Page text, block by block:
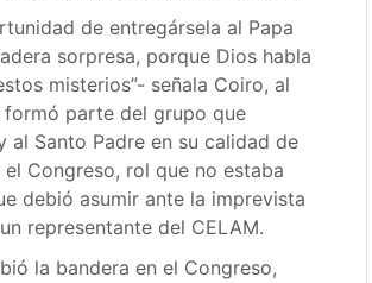
de entregársela al Papa
sorpresa, porque Dios habla
misterios”- señala Coiro, al
formó parte del grupo que
al Santo Padre en su calidad de
Congreso, rol que no estaba
debió asumir ante la imprevista
representante del CELAM.
la bandera en el Congreso,